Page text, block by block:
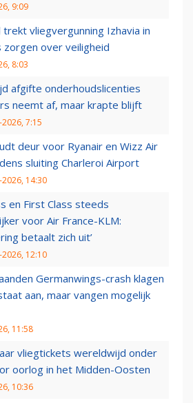
9:09
trekt vliegvergunning Izhavia in
zorgen over veiligheid
8:03
afgifte onderhoudslicenties
neemt af, maar krapte blijft
7:15
deur voor Ryanair en Wizz Air
sluiting Charleroi Airport
14:30
en First Class steeds
voor Air France-KLM:
betaalt zich uit’
12:10
Germanwings-crash klagen
aan, maar vangen mogelijk
11:58
vliegtickets wereldwijd onder
oorlog in het Midden-Oosten
10:36